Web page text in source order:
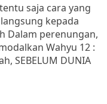
saja cara yang
kepada
Dalam perenungan,
Wahyu 12 :
SEBELUM DUNIA